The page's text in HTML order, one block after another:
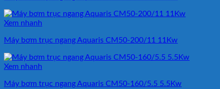
Xem nhanh
Máy bơm trục ngang Aquaris CM50-200/11 11Kw
Xem nhanh
Máy bơm trục ngang Aquaris CM50-160/5.5 5.5Kw